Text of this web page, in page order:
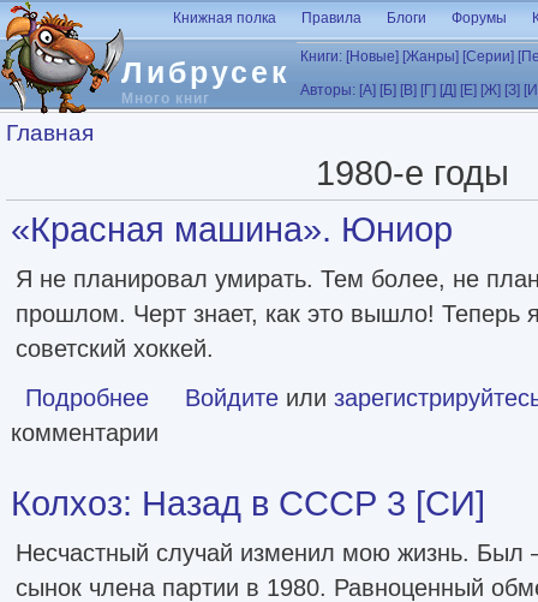
Перейти к основному содержанию
Либрусек
Много книг
Книжная полка Правила Блоги Форумы
Книги: [Новые] [Жанры] [Серии]
Авторы: [А] [Б] [В] [Г] [Д] [Е] [Ж] [З]
Вы здесь
Главная
1980-е годы
«Красная машина». Юниор
Я не планировал умирать. Тем более, не
прошлом. Черт знает, как это вышло! Теперь
советский хоккей.
Подробнее о «Красная машина». Юниор
Войдите или
комментарии
Колхоз: Назад в СССР 3 [СИ]
Несчастный случай изменил мою жизнь.
сынок члена партии в 1980. Равноценный